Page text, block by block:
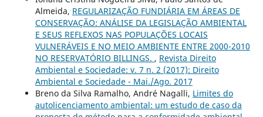
Almeida, REGULARIZAÇÃO FUNDIÁRIA EM ÁREAS DE
CONSERVAÇÃO: ANÁLISE DA LEGISLAÇÃO AMBIENTAL
E SEUS REFLEXOS NAS POPULAÇÕES LOCAIS
VULNERÁVEIS E NO MEIO AMBIENTE ENTRE 2000-2010
NO RESERVATÓRIO BILLINGS. , Revista Direito
Ambiental e Sociedade: v. 7 n. 2 (2017): Direito
Ambiental e Sociedade - Mai./Ago. 2017
Breno da Silva Ramalho, André Nagalli, Limites do
autolicenciamento ambiental: um estudo de caso da